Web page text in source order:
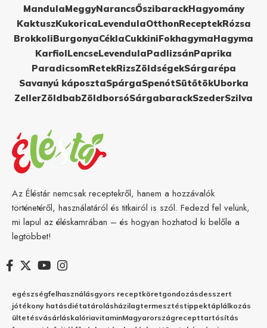
MandulaMeggyNarancsŐszibarackHagyomány
KaktuszKukoricaLevendulaOtthonReceptekRózsa
BrokkoliBurgonyaCéklaCukkiniFokhagymaHagyma
KarfiolLencseLevendulaPadlizsánPaprika
ParadicsomRetekRizsZöldségekSárgarépa
Savanyú káposztaSpárgaSpenótSütőtökUborka
ZellerZöldbabZöldborsóSárgabarackSzederSzilva
Az Éléstár nemcsak receptekről, hanem a hozzávalók
történetéről, használatáról és titkairól is szól. Fedezd fel velünk,
mi lapul az éléskamrában – és hogyan hozhatod ki belőle a
legtöbbet!
egészségfelhasználásgyors receptköretgondozásdesszert
jótékony hatásdiétatárolásházilagtermesztéstippektáplálkozás
ültetésvásárláskalóriavitaminMagyarországrecepttartósítás